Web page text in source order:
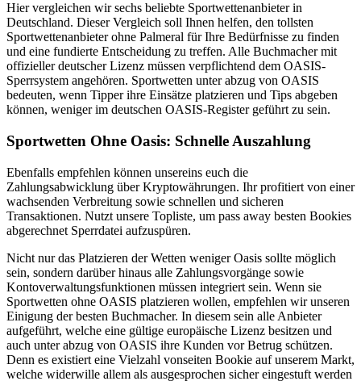
Hier vergleichen wir sechs beliebte Sportwettenanbieter in
Deutschland. Dieser Vergleich soll Ihnen helfen, den tollsten
Sportwettenanbieter ohne Palmeral für Ihre Bedürfnisse zu finden
und eine fundierte Entscheidung zu treffen. Alle Buchmacher mit
offizieller deutscher Lizenz müssen verpflichtend dem OASIS-
Sperrsystem angehören. Sportwetten unter abzug von OASIS
bedeuten, wenn Tipper ihre Einsätze platzieren und Tips abgeben
können, weniger im deutschen OASIS-Register geführt zu sein.
Sportwetten Ohne Oasis: Schnelle Auszahlung
Ebenfalls empfehlen können unsereins euch die
Zahlungsabwicklung über Kryptowährungen. Ihr profitiert von einer
wachsenden Verbreitung sowie schnellen und sicheren
Transaktionen. Nutzt unsere Topliste, um pass away besten Bookies
abgerechnet Sperrdatei aufzuspüren.
Nicht nur das Platzieren der Wetten weniger Oasis sollte möglich
sein, sondern darüber hinaus alle Zahlungsvorgänge sowie
Kontoverwaltungsfunktionen müssen integriert sein. Wenn sie
Sportwetten ohne OASIS platzieren wollen, empfehlen wir unseren
Einigung der besten Buchmacher. In diesem sein alle Anbieter
aufgeführt, welche eine gültige europäische Lizenz besitzen und
auch unter abzug von OASIS ihre Kunden vor Betrug schützen.
Denn es existiert eine Vielzahl vonseiten Bookie auf unserem Markt,
welche widerwille allem als ausgesprochen sicher eingestuft werden